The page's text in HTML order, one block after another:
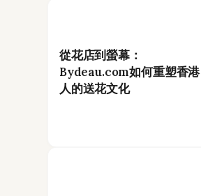
從花店到螢幕：
Bydeau.com如何重塑香港
人的送花文化